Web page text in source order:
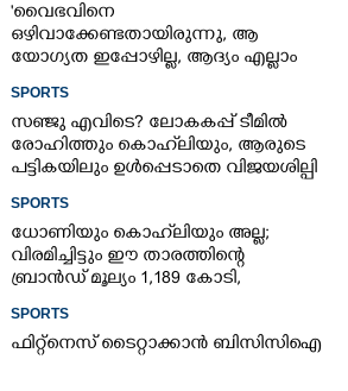
'വൈഭവിനെ
ഒഴിവാക്കേണ്ടതായിരുന്നു,​ ആ
യോഗ്യത ഇപ്പോഴില്ല, ആദ്യം എല്ലാം
ക്രിക്കറ്റ് താരം
SPORTS
സഞ്ജു എവിടെ? ലോകകപ്പ് ടീമിൽ
രോഹിത്തും കൊഹ്‌ലിയും, ആരുടെ
പട്ടികയിലും ഉൾപ്പെടാതെ വിജയശില്പി
SPORTS
ധോണിയും കൊഹ്‌ലിയും അല്ല;
വിരമിച്ചിട്ടും ഈ താരത്തിന്റെ
ബ്രാൻഡ് മൂല്യം 1,189 കോടി,
SPORTS
ഫിറ്റ്നെസ് ടൈറ്റാക്കാൻ ബിസിസിഐ